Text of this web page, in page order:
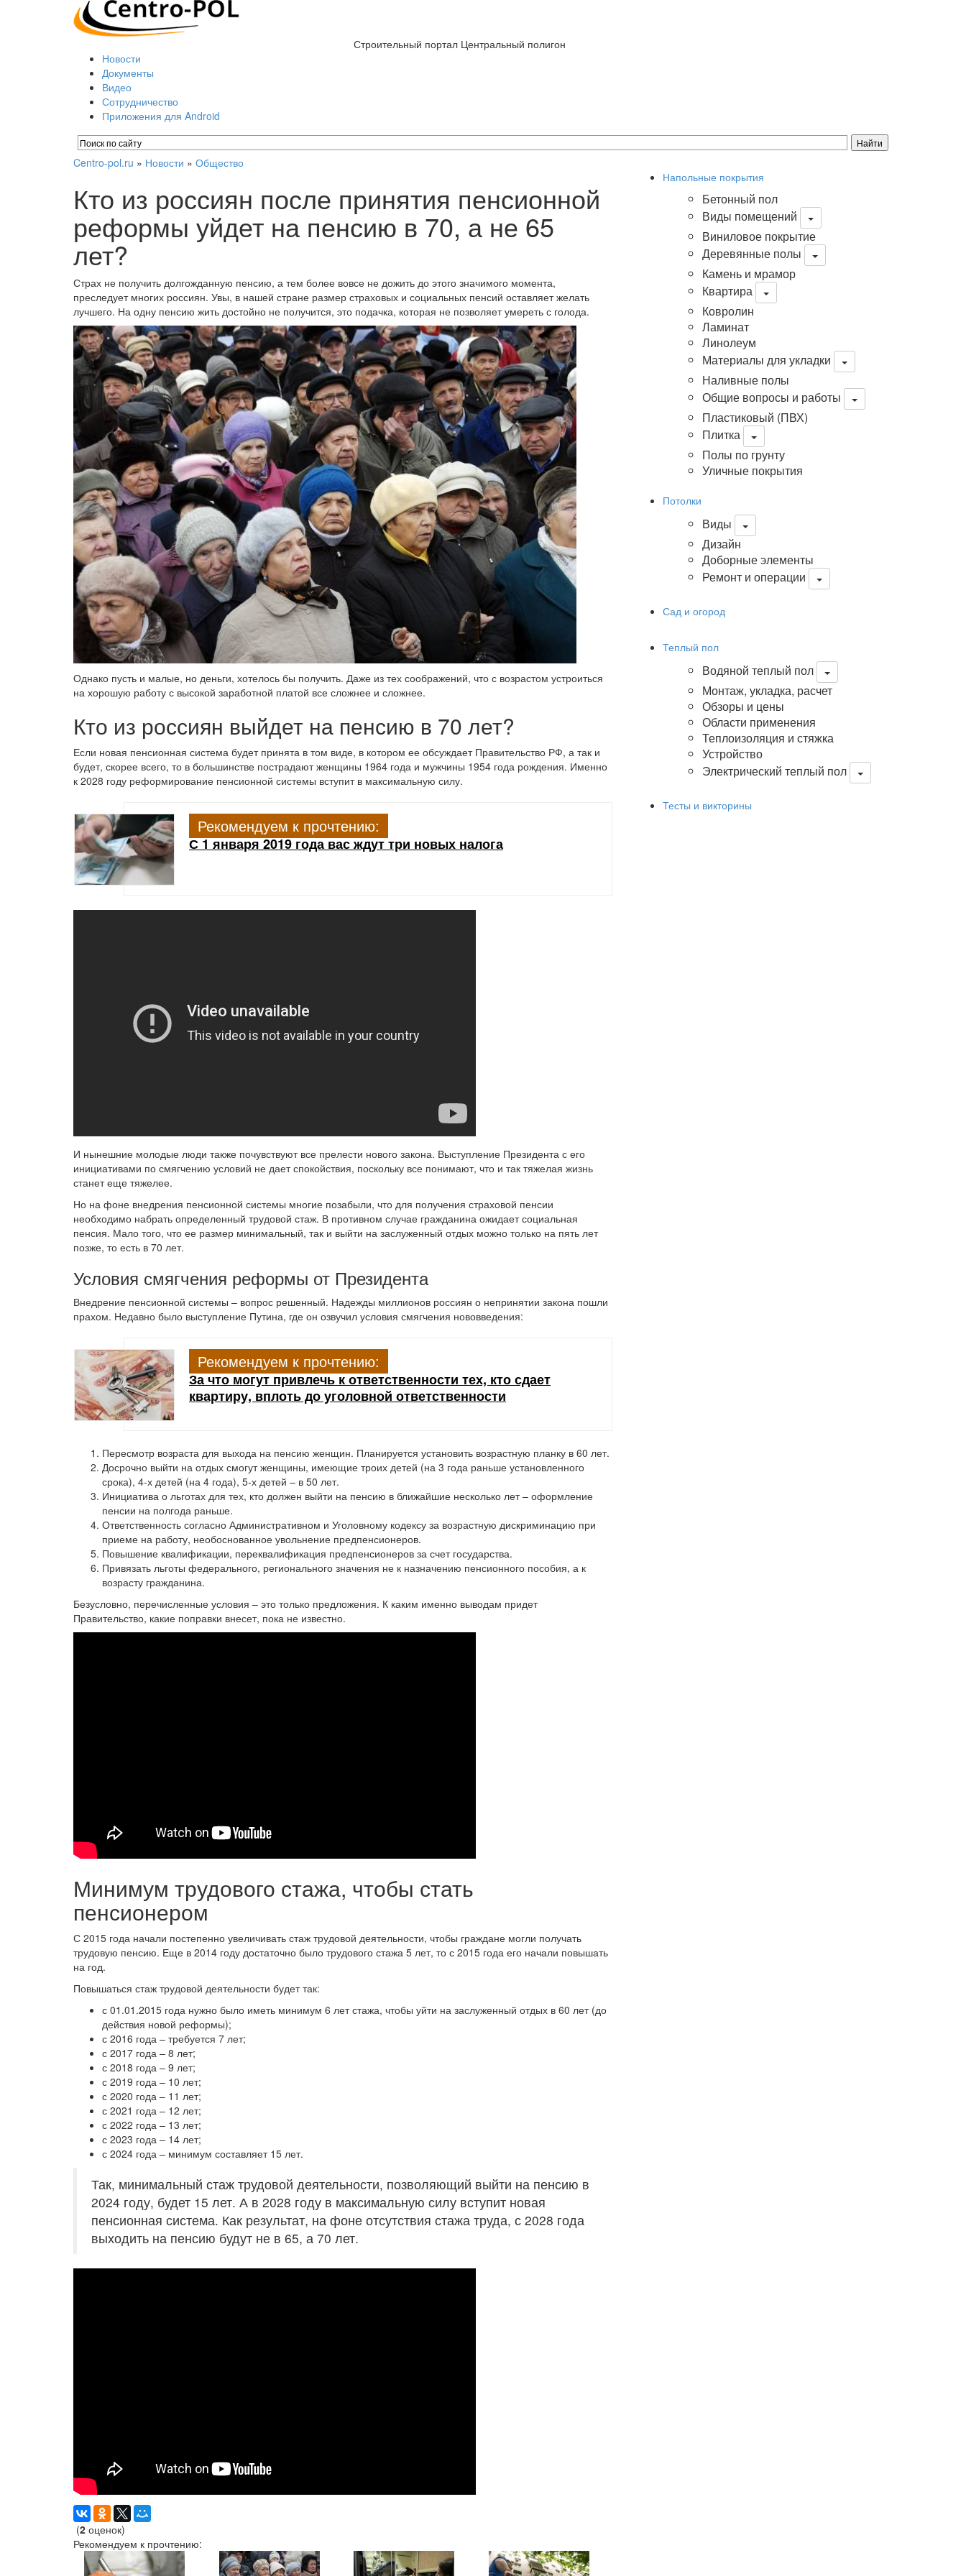
Строительный портал Центральный полигон
Новости
Документы
Видео
Сотрудничество
Приложения для Android
Centro-pol.ru » Новости » Общество
Кто из россиян после принятия пенсионной
реформы уйдет на пенсию в 70, а не 65
лет?
Страх не получить долгожданную пенсию, а тем более вовсе не дожить до этого значимого момента,
преследует многих россиян. Увы, в нашей стране размер страховых и социальных пенсий оставляет желать
лучшего. На одну пенсию жить достойно не получится, это подачка, которая не позволяет умереть с голода.
Однако пусть и малые, но деньги, хотелось бы получить. Даже из тех соображений, что с возрастом устроиться
на хорошую работу с высокой заработной платой все сложнее и сложнее.
Кто из россиян выйдет на пенсию в 70 лет?
Если новая пенсионная система будет принята в том виде, в котором ее обсуждает Правительство РФ, а так и
будет, скорее всего, то в большинстве пострадают женщины 1964 года и мужчины 1954 года рождения. Именно
к 2028 году реформирование пенсионной системы вступит в максимальную силу.
Рекомендуем к прочтению:
С 1 января 2019 года вас ждут три новых налога
И нынешние молодые люди также почувствуют все прелести нового закона. Выступление Президента с его
инициативами по смягчению условий не дает спокойствия, поскольку все понимают, что и так тяжелая жизнь
станет еще тяжелее.
Но на фоне внедрения пенсионной системы многие позабыли, что для получения страховой пенсии
необходимо набрать определенный трудовой стаж. В противном случае гражданина ожидает социальная
пенсия. Мало того, что ее размер минимальный, так и выйти на заслуженный отдых можно только на пять лет
позже, то есть в 70 лет.
Условия смягчения реформы от Президента
Внедрение пенсионной системы – вопрос решенный. Надежды миллионов россиян о непринятии закона пошли
прахом. Недавно было выступление Путина, где он озвучил условия смягчения нововведения:
Рекомендуем к прочтению:
За что могут привлечь к ответственности тех, кто сдает
квартиру, вплоть до уголовной ответственности
Пересмотр возраста для выхода на пенсию женщин. Планируется установить возрастную планку в 60 лет.
Досрочно выйти на отдых смогут женщины, имеющие троих детей (на 3 года раньше установленного
срока), 4-х детей (на 4 года), 5-х детей – в 50 лет.
Инициатива о льготах для тех, кто должен выйти на пенсию в ближайшие несколько лет – оформление
пенсии на полгода раньше.
Ответственность согласно Административном и Уголовному кодексу за возрастную дискриминацию при
приеме на работу, необоснованное увольнение предпенсионеров.
Повышение квалификации, переквалификация предпенсионеров за счет государства.
Привязать льготы федерального, регионального значения не к назначению пенсионного пособия, а к
возрасту гражданина.
Безусловно, перечисленные условия – это только предложения. К каким именно выводам придет
Правительство, какие поправки внесет, пока не известно.
Минимум трудового стажа, чтобы стать
пенсионером
С 2015 года начали постепенно увеличивать стаж трудовой деятельности, чтобы граждане могли получать
трудовую пенсию. Еще в 2014 году достаточно было трудового стажа 5 лет, то с 2015 года его начали повышать
на год.
Повышаться стаж трудовой деятельности будет так:
с 01.01.2015 года нужно было иметь минимум 6 лет стажа, чтобы уйти на заслуженный отдых в 60 лет (до
действия новой реформы);
с 2016 года – требуется 7 лет;
с 2017 года – 8 лет;
с 2018 года – 9 лет;
с 2019 года – 10 лет;
с 2020 года – 11 лет;
с 2021 года – 12 лет;
с 2022 года – 13 лет;
с 2023 года – 14 лет;
с 2024 года – минимум составляет 15 лет.
Так, минимальный стаж трудовой деятельности, позволяющий выйти на пенсию в
2024 году, будет 15 лет. А в 2028 году в максимальную силу вступит новая
пенсионная система. Как результат, на фоне отсутствия стажа труда, с 2028 года
выходить на пенсию будут не в 65, а 70 лет.
(2 оценок)
Рекомендуем к прочтению:
Напольные покрытия
Бетонный пол
Виды помещений
Виниловое покрытие
Деревянные полы
Камень и мрамор
Квартира
Ковролин
Ламинат
Линолеум
Материалы для укладки
Наливные полы
Общие вопросы и работы
Пластиковый (ПВХ)
Плитка
Полы по грунту
Уличные покрытия
Потолки
Виды
Дизайн
Доборные элементы
Ремонт и операции
Сад и огород
Теплый пол
Водяной теплый пол
Монтаж, укладка, расчет
Обзоры и цены
Области применения
Теплоизоляция и стяжка
Устройство
Электрический теплый пол
Тесты и викторины